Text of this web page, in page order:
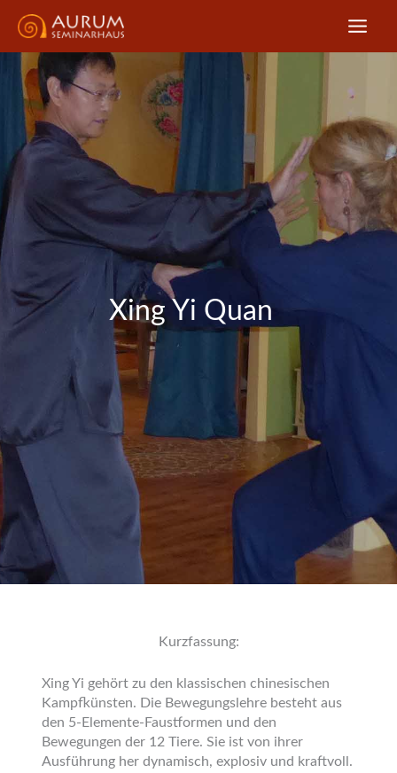
Inhalt
Xing Yi Quan
Kurzfassung:
Xing Yi gehört zu den klassischen chinesischen
Kampfkünsten. Die Bewegungslehre besteht aus
den 5-Elemente-Faustformen und den
Bewegungen der 12 Tiere. Sie ist von ihrer
Ausführung her dynamisch, explosiv und kraftvoll.